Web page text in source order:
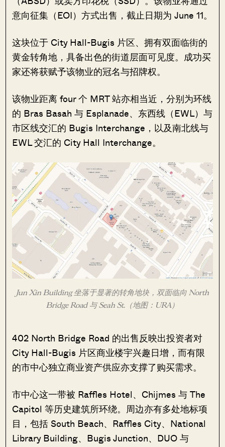
意向征集（EOI）方式出售，截止日期为 June 11。
这块位于 City Hall-Bugis 片区、拥有双面临街的
黄金转角地，具备出色的街道层面可见度。成功买
家还将获赋予该物业的冠名与招牌权。
该物业距离 four 个 MRT 站亦相当近，分别为环线
的 Bras Basah 与 Esplanade、东西线（EWL）与
市区线交汇的 Bugis Interchange，以及南北线与
EWL 交汇的 City Hall Interchange。
Jun Xin Building 坐落于显著的转角地块，双面临向 North
Bridge Road 与 Seah St.（地图：URA）
402 North Bridge Road 的出售反映出投资者对
City Hall-Bugis 片区商业楼宇兴趣日增，而有限
的市中心独立商业资产供应亦支撑了购买需求。
市中心这一带被 Raffles Hotel、Chijmes 与 The
Capitol 等历史建筑所环绕。周边亦有多处地标项
目，包括 South Beach、Raffles City、National
Library Building、Bugis Junction、DUO 与